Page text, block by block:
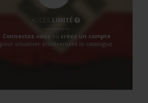
ACCÈS LIMITÉ
Connectez-vous ou créez un compte
pour visualiser entièrement le catalogue